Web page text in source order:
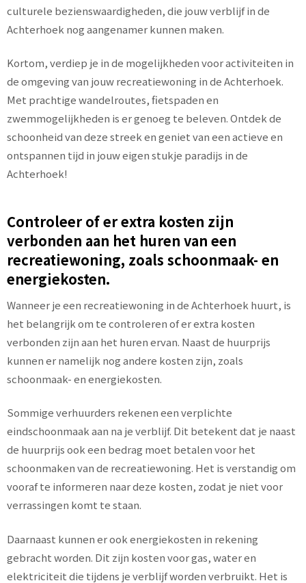
culturele bezienswaardigheden, die jouw verblijf in de
Achterhoek nog aangenamer kunnen maken.
Kortom, verdiep je in de mogelijkheden voor activiteiten in
de omgeving van jouw recreatiewoning in de Achterhoek.
Met prachtige wandelroutes, fietspaden en
zwemmogelijkheden is er genoeg te beleven. Ontdek de
schoonheid van deze streek en geniet van een actieve en
ontspannen tijd in jouw eigen stukje paradijs in de
Achterhoek!
Controleer of er extra kosten zijn
verbonden aan het huren van een
recreatiewoning, zoals schoonmaak- en
energiekosten.
Wanneer je een recreatiewoning in de Achterhoek huurt, is
het belangrijk om te controleren of er extra kosten
verbonden zijn aan het huren ervan. Naast de huurprijs
kunnen er namelijk nog andere kosten zijn, zoals
schoonmaak- en energiekosten.
Sommige verhuurders rekenen een verplichte
eindschoonmaak aan na je verblijf. Dit betekent dat je naast
de huurprijs ook een bedrag moet betalen voor het
schoonmaken van de recreatiewoning. Het is verstandig om
vooraf te informeren naar deze kosten, zodat je niet voor
verrassingen komt te staan.
Daarnaast kunnen er ook energiekosten in rekening
gebracht worden. Dit zijn kosten voor gas, water en
elektriciteit die tijdens je verblijf worden verbruikt. Het is